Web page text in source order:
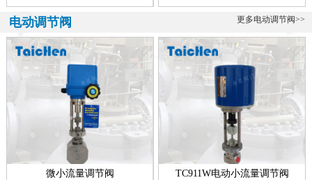
电动调节阀 更多电动调节阀>>
微小流量调节阀 TC911W电动小流量调节阀